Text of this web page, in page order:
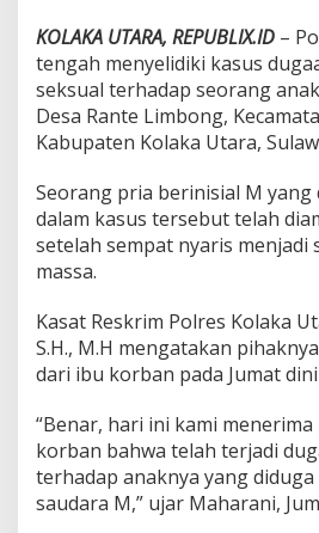
l
a
k
u
K
e
e
r
a
s
S
e
k
s
a
l
t
e
r
KOLAKA UTARA, REPUBLIX.ID –
tengah menyelidiki kasus
seksual terhadap seorang
Desa Rante Limbong,
Kabupaten Kolaka Utara,
Seorang pria berinisial M
dalam kasus tersebut telah
setelah sempat nyaris menjadi
massa.
Kasat Reskrim Polres Kolaka
S.H., M.H mengatakan
dari ibu korban pada Jumat
“Benar, hari ini kami
korban bahwa telah terjadi
terhadap anaknya yang
saudara M,” ujar Maharani,